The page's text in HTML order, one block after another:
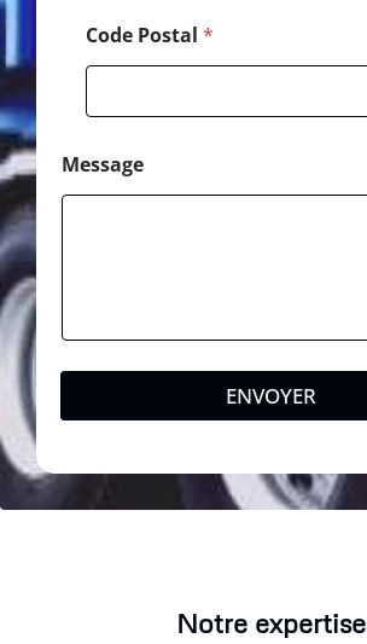
Code Postal *
Message
ENVOYER
Notre expertise